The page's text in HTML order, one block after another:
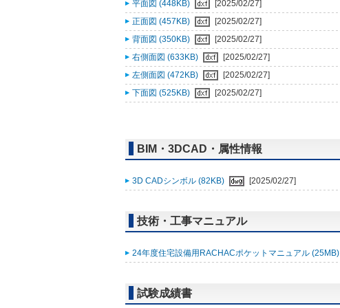
平面図 (448KB)
[2025/02/27]
正面図 (457KB)
[2025/02/27]
背面図 (350KB)
[2025/02/27]
右側面図 (633KB)
[2025/02/27]
左側面図 (472KB)
[2025/02/27]
下面図 (525KB)
[2025/02/27]
BIM・3DCAD・属性情報
3D CADシンボル (82KB) [2025/02/27]
技術・工事マニュアル
24年度住宅設備用RACHACポケットマニュアル (25MB)
試験成績書